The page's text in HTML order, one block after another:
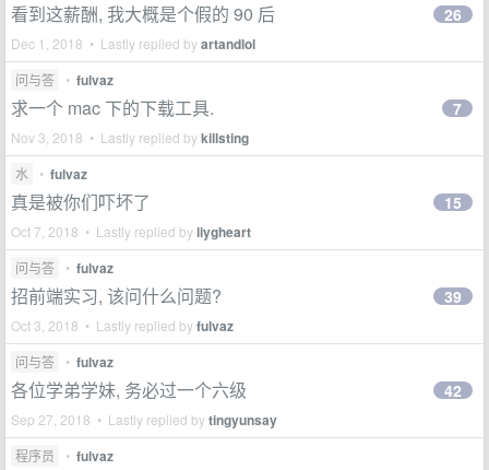
看到这薪酬, 我大概是个假的 90 后
Dec 1, 2018 • Lastly replied byartandlol
26
问与答 • fulvaz
求一个 mac 下的下载工具.
Nov 3, 2018 • Lastly replied bykillsting
7
水 • fulvaz
真是被你们吓坏了
Oct 7, 2018 • Lastly replied byliygheart
15
问与答 • fulvaz
招前端实习, 该问什么问题?
Oct 3, 2018 • Lastly replied byfulvaz
39
问与答 • fulvaz
各位学弟学妹, 务必过一个六级
Sep 27, 2018 • Lastly replied bytingyunsay
42
程序员 • fulvaz